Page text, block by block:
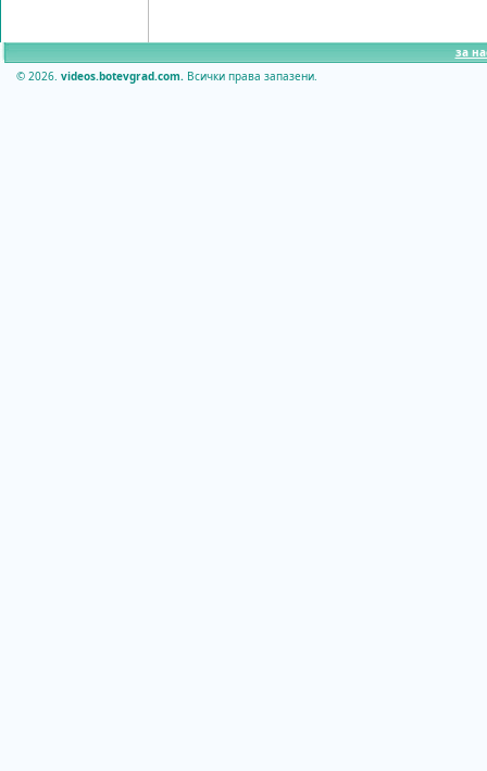
за
© 2026. videos.botevgrad.com. Всички права запазени.